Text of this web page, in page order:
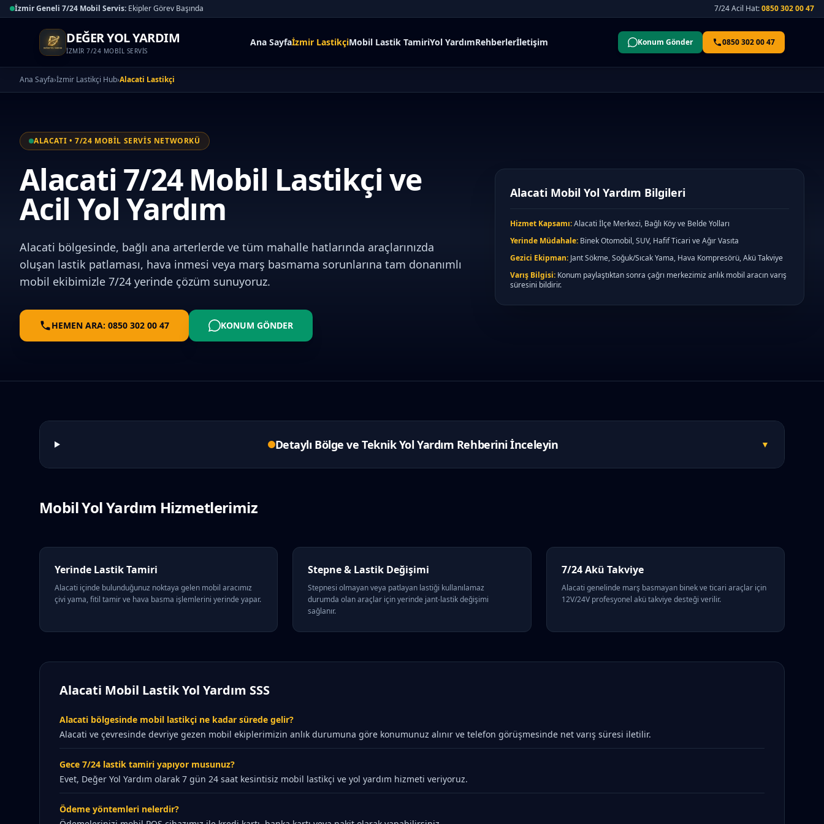
İzmir Geneli 7/24 Mobil Servis: Ekipler Görev Başında 7/24 Acil Hat:0850 302 00 47
DEĞER YOL YARDIM
İZMİR 7/24 MOBİL SERVİS
Ana Sayfaİzmir LastikçiMobil Lastik TamiriYol YardımRehberlerİletişim Konum Gönder 0850 302 00 47
Ana Sayfa›İzmir Lastikçi Hub›Alacati Lastikçi
ALACATI • 7/24 MOBİL SERVİS NETWORKÜ
Alacati 7/24 Mobil Lastikçi ve
Acil Yol Yardım
Alacati bölgesinde, bağlı ana arterlerde ve tüm mahalle hatlarında araçlarınızda
oluşan lastik patlaması, hava inmesi veya marş basmama sorunlarına tam donanımlı
mobil ekibimizle 7/24 yerinde çözüm sunuyoruz.
HEMEN ARA: 0850 302 00 47 KONUM GÖNDER
Alacati Mobil Yol Yardım Bilgileri
Hizmet Kapsamı:Alacati İlçe Merkezi, Bağlı Köy ve Belde Yolları
Yerinde Müdahale:Binek Otomobil, SUV, Hafif Ticari ve Ağır Vasıta
Gezici Ekipman:Jant Sökme, Soğuk/Sıcak Yama, Hava Kompresörü, Akü Takviye
Varış Bilgisi:Konum paylaştıktan sonra çağrı merkezimiz anlık mobil aracın varış
süresini bildirir.
Detaylı Bölge ve Teknik Yol Yardım Rehberini İnceleyin ▼
Mobil Yol Yardım Hizmetlerimiz
Yerinde Lastik Tamiri
Alacati içinde bulunduğunuz noktaya gelen mobil aracımız
çivi yama, fitil tamir ve hava basma işlemlerini yerinde yapar.
Stepne & Lastik Değişimi
Stepnesi olmayan veya patlayan lastiği kullanılamaz
durumda olan araçlar için yerinde jant-lastik değişimi
sağlanır.
7/24 Akü Takviye
Alacati genelinde marş basmayan binek ve ticari araçlar için
12V/24V profesyonel akü takviye desteği verilir.
Alacati Mobil Lastik Yol Yardım SSS
Alacati bölgesinde mobil lastikçi ne kadar sürede gelir?
Alacati ve çevresinde devriye gezen mobil ekiplerimizin anlık durumuna göre konumunuz alınır ve telefon görüşmesinde net varış süresi iletilir.
Gece 7/24 lastik tamiri yapıyor musunuz?
Evet, Değer Yol Yardım olarak 7 gün 24 saat kesintisiz mobil lastikçi ve yol yardım hizmeti veriyoruz.
Ödeme yöntemleri nelerdir?